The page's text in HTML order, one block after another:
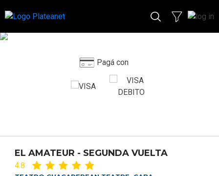
Pagá con
EL AMATEUR - SEGUNDA VUELTA
4.8